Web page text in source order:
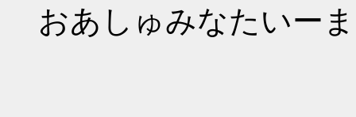
おあしゅみなたいー